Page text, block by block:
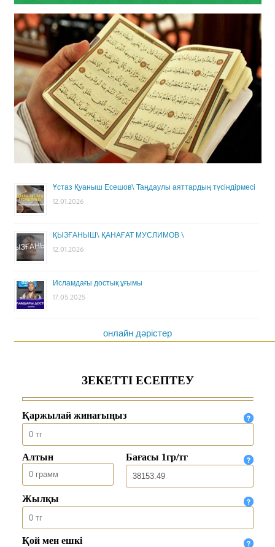
Ұстаз Қуаныш Есешов\ Таңдаулы аяттардың түсіндірмесі
12.01.2026
ҚЫЗҒАНЫШ\ ҚАНАҒАТ МУСЛИМОВ \
12.01.2026
Исламдағы достық ұғымы
17.05.2025
онлайн дәрістер